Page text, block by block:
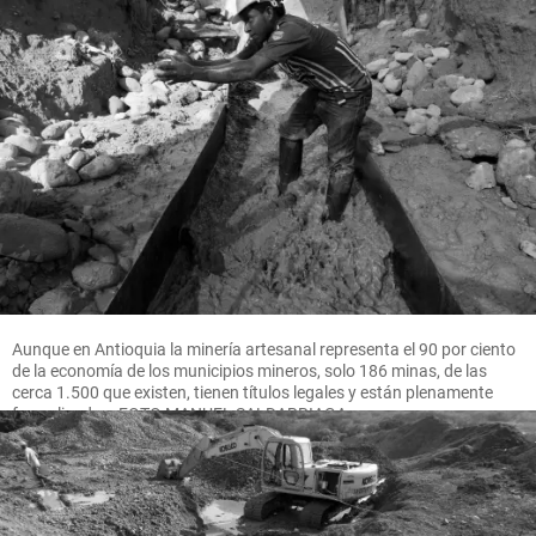
Aunque en Antioquia la minería artesanal representa el 90 por ciento
de la economía de los municipios mineros, solo 186 minas, de las
cerca 1.500 que existen, tienen títulos legales y están plenamente
formalizadas. FOTO MANUEL SALDARRIAGA